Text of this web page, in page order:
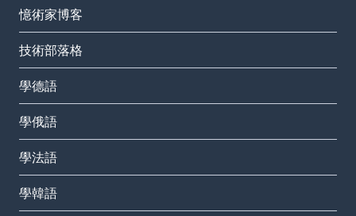
憶術家博客
技術部落格
學德語
學俄語
學法語
學韓語